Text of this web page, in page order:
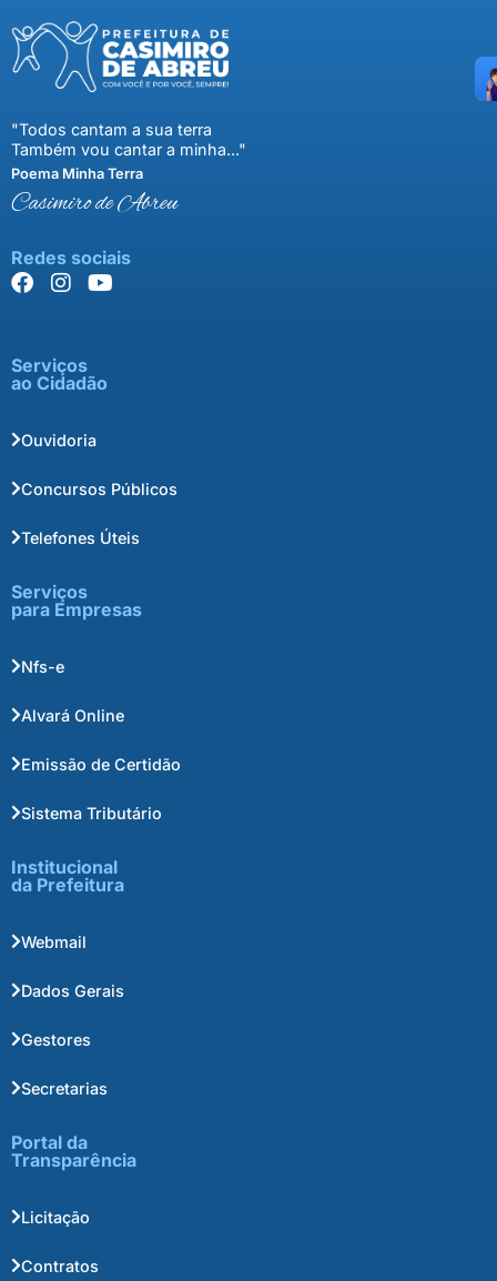
"Todos cantam a sua terra
Também vou cantar a minha..."
Poema Minha Terra
Casimiro de Abreu
Redes sociais
Serviços
ao Cidadão
Ouvidoria
Concursos Públicos
Telefones Úteis
Serviços
para Empresas
Nfs-e
Alvará Online
Emissão de Certidão
Sistema Tributário
Institucional
da Prefeitura
Webmail
Dados Gerais
Gestores
Secretarias
Portal da
Transparência
Licitação
Contratos